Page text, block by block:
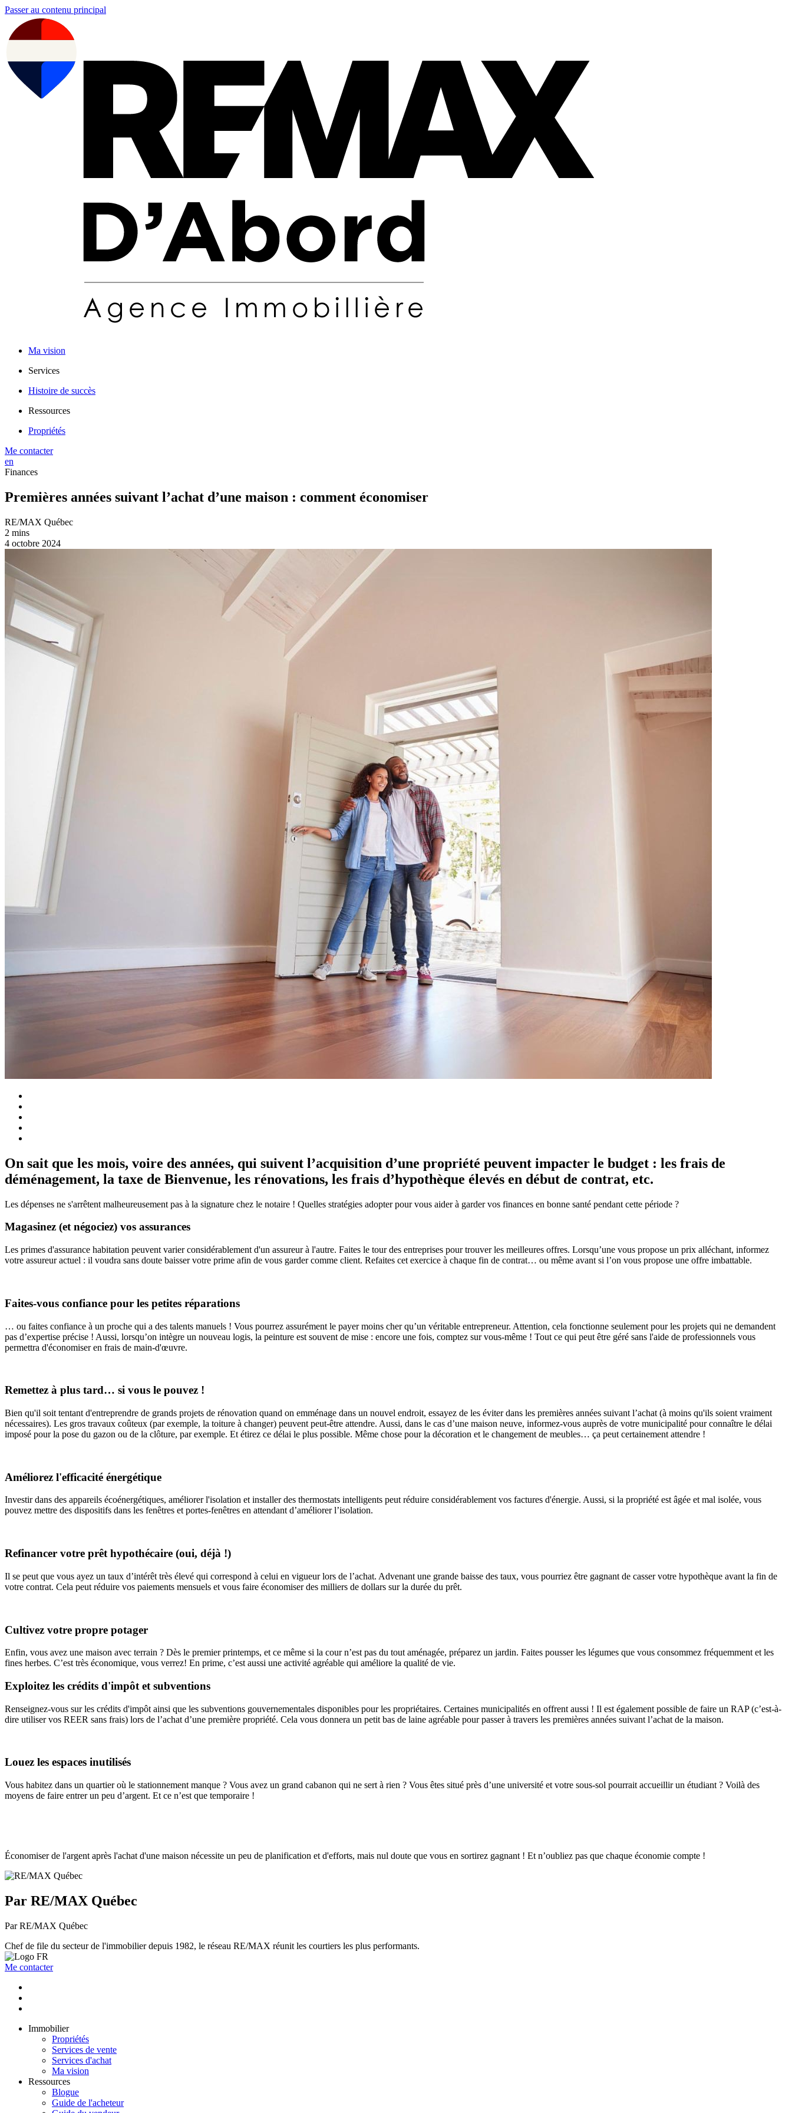
Passer au contenu principal
Ma vision
Services
Histoire de succès
Ressources
Propriétés
Me contacter
en
Finances
Premières années suivant l’achat d’une maison : comment économiser
RE/MAX Québec
2 mins
4 octobre 2024
On sait que les mois, voire des années, qui suivent l’acquisition d’une propriété peuvent impacter le budget : les frais de
déménagement, la taxe de Bienvenue, les rénovations, les frais d’hypothèque élevés en début de contrat, etc.
Les dépenses ne s'arrêtent malheureusement pas à la signature chez le notaire ! Quelles stratégies adopter pour vous aider à garder vos finances en bonne santé pendant cette période ?
Magasinez (et négociez) vos assurances
Les primes d'assurance habitation peuvent varier considérablement d'un assureur à l'autre. Faites le tour des entreprises pour trouver les meilleures offres. Lorsqu’une vous propose un prix alléchant, informez
votre assureur actuel : il voudra sans doute baisser votre prime afin de vous garder comme client. Refaites cet exercice à chaque fin de contrat… ou même avant si l’on vous propose une offre imbattable.
Faites-vous confiance pour les petites réparations
… ou faites confiance à un proche qui a des talents manuels ! Vous pourrez assurément le payer moins cher qu’un véritable entrepreneur. Attention, cela fonctionne seulement pour les projets qui ne demandent
pas d’expertise précise ! Aussi, lorsqu’on intègre un nouveau logis, la peinture est souvent de mise : encore une fois, comptez sur vous-même ! Tout ce qui peut être géré sans l'aide de professionnels vous
permettra d'économiser en frais de main-d'œuvre.
Remettez à plus tard… si vous le pouvez !
Bien qu'il soit tentant d'entreprendre de grands projets de rénovation quand on emménage dans un nouvel endroit, essayez de les éviter dans les premières années suivant l’achat (à moins qu'ils soient vraiment
nécessaires). Les gros travaux coûteux (par exemple, la toiture à changer) peuvent peut-être attendre. Aussi, dans le cas d’une maison neuve, informez-vous auprès de votre municipalité pour connaître le délai
imposé pour la pose du gazon ou de la clôture, par exemple. Et étirez ce délai le plus possible. Même chose pour la décoration et le changement de meubles… ça peut certainement attendre !
Améliorez l'efficacité énergétique
Investir dans des appareils écoénergétiques, améliorer l'isolation et installer des thermostats intelligents peut réduire considérablement vos factures d'énergie. Aussi, si la propriété est âgée et mal isolée, vous
pouvez mettre des dispositifs dans les fenêtres et portes-fenêtres en attendant d’améliorer l’isolation.
Refinancer votre prêt hypothécaire (oui, déjà !)
Il se peut que vous ayez un taux d’intérêt très élevé qui correspond à celui en vigueur lors de l’achat. Advenant une grande baisse des taux, vous pourriez être gagnant de casser votre hypothèque avant la fin de
votre contrat. Cela peut réduire vos paiements mensuels et vous faire économiser des milliers de dollars sur la durée du prêt.
Cultivez votre propre potager
Enfin, vous avez une maison avec terrain ? Dès le premier printemps, et ce même si la cour n’est pas du tout aménagée, préparez un jardin. Faites pousser les légumes que vous consommez fréquemment et les
fines herbes. C’est très économique, vous verrez! En prime, c’est aussi une activité agréable qui améliore la qualité de vie.
Exploitez les crédits d'impôt et subventions
Renseignez-vous sur les crédits d'impôt ainsi que les subventions gouvernementales disponibles pour les propriétaires. Certaines municipalités en offrent aussi ! Il est également possible de faire un RAP (c’est-à-
dire utiliser vos REER sans frais) lors de l’achat d’une première propriété. Cela vous donnera un petit bas de laine agréable pour passer à travers les premières années suivant l’achat de la maison.
Louez les espaces inutilisés
Vous habitez dans un quartier où le stationnement manque ? Vous avez un grand cabanon qui ne sert à rien ? Vous êtes situé près d’une université et votre sous-sol pourrait accueillir un étudiant ? Voilà des
moyens de faire entrer un peu d’argent. Et ce n’est que temporaire !
Économiser de l'argent après l'achat d'une maison nécessite un peu de planification et d'efforts, mais nul doute que vous en sortirez gagnant ! Et n’oubliez pas que chaque économie compte !
Par RE/MAX Québec
Par RE/MAX Québec
Chef de file du secteur de l'immobilier depuis 1982, le réseau RE/MAX réunit les courtiers les plus performants.
Me contacter
Immobilier
Propriétés
Services de vente
Services d'achat
Ma vision
Ressources
Blogue
Guide de l'acheteur